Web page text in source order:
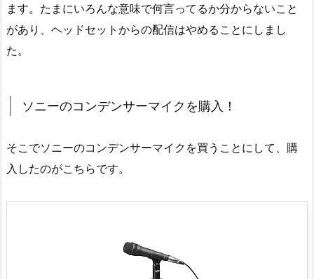
ます。たまにいろんな意味で何言ってるか分からないこと
があり、ヘッドセットからの配信はやめることにしまし
た。
ソニーのコンデンサーマイクを購入！
そこでソニーのコンデンサーマイクを買うことにして、購
入したのがこちらです。